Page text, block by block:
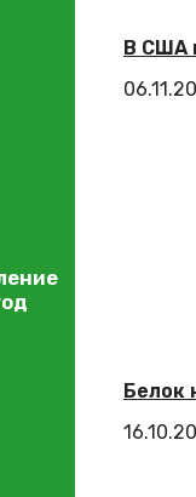
В США
Белок